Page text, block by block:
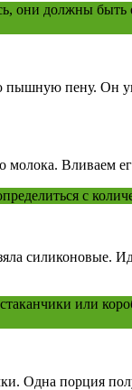
они должны быть
пену. Он
молока. Вливаем
с
силиконовые.
или
Одна порция